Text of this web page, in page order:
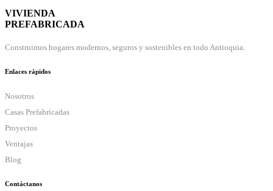
VIVIENDA
PREFABRICADA
Construimos hogares modernos, seguros y sostenibles en todo Antioquia.
Enlaces rápidos
Nosotros
Casas Prefabricadas
Proyectos
Ventajas
Blog
Contáctanos